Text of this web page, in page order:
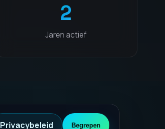
2
Jaren actief
Privacybeleid Begrepen